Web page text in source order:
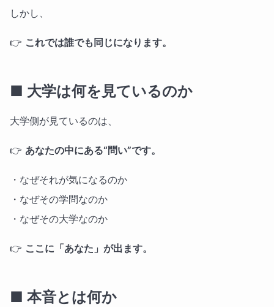
しかし、
👉 これでは誰でも同じになります。
■ 大学は何を見ているのか
大学側が見ているのは、
👉 あなたの中にある“問い”です。
・なぜそれが気になるのか
・なぜその学問なのか
・なぜその大学なのか
👉 ここに「あなた」が出ます。
■ 本音とは何か